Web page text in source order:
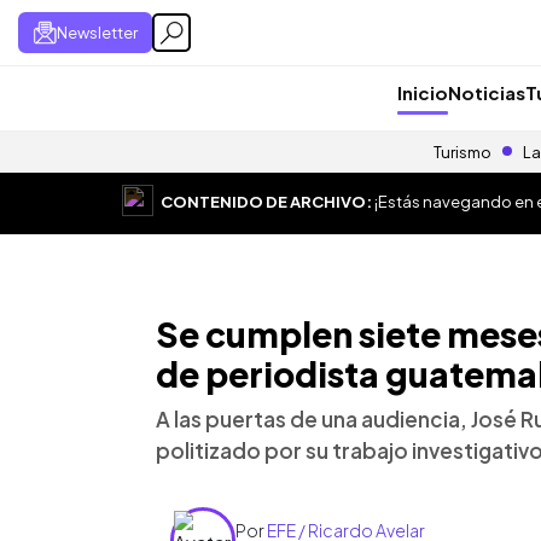
Newsletter
InicioNoticias
Turismo
CONTENIDO DE ARCHIVO:¡Estás navegando en
Se cumplen siete
de periodista
A las puertas de una audiencia, José
politizado por su trabajo
PorEFE / Ricardo Avelar